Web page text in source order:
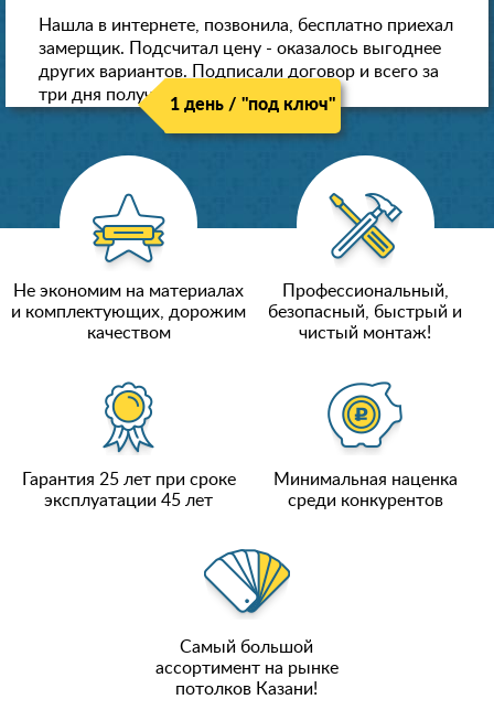
Нашла в интернете, позвонила, бесплатно приехал
замерщик. Подсчитал цену - оказалось выгоднее
других вариантов. Подписали договор и всего за
три дня получили новые потолки!
1 день / "под ключ"
Не экономим на материалах
и комплектующих, дорожим
качеством
Профессиональный,
безопасный, быстрый и
чистый монтаж!
Гарантия 25 лет при сроке
эксплуатации 45 лет
Минимальная наценка
среди конкурентов
Самый большой
ассортимент на рынке
потолков Казани!